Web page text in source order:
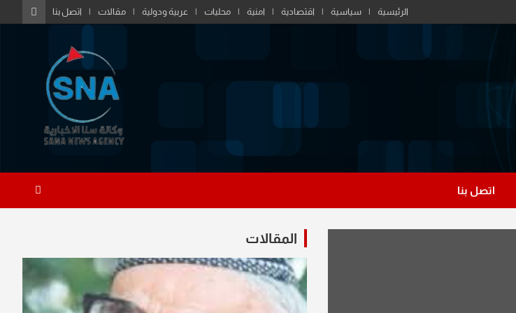
الرئيسية سياسية اقتصادية امنية محليات عربية ودولية مقالات اتصل بنا
اتصل بنا
المقالات